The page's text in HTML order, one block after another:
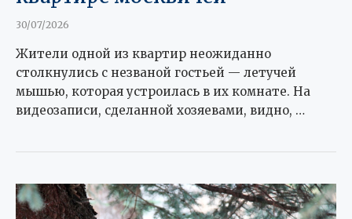
30/07/2026
Жители одной из квартир неожиданно
столкнулись с незваной гостьей — летучей
мышью, которая устроилась в их комнате. На
видеозаписи, сделанной хозяевами, видно, …